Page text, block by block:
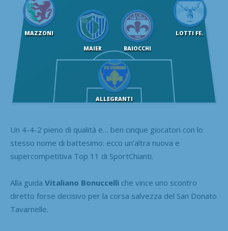
ALLEGRANTI
MAZZONI
MAIER BAIOCCHI
LOTTI FE.
Un 4-4-2 pieno di qualità e… ben cinque giocatori con lo
stesso nome di battesimo: ecco un’altra nuova e
supercompetitiva Top 11 di SportChianti.
Alla guida Vitaliano Bonuccelli che vince uno scontro
diretto forse decisivo per la corsa salvezza del San Donato
Tavarnelle.